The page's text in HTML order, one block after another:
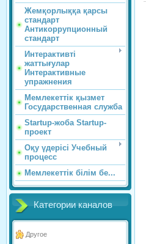
Жемқорлыққа қарсы
стандарт
Антикоррупционный
стандарт
Интерактивті
жаттығулар
Интерактивные
упражнения
Мемлекеттік қызмет
Государственная служба
Startup-жоба Startup-
проект
Оқу үдерісі Учебный
процесс
Мемлекеттік білім бе...
Категории каналов
Другое